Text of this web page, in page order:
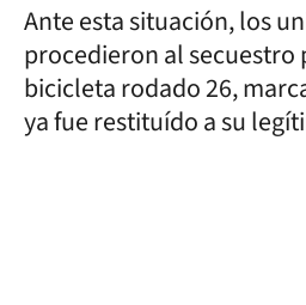
Ante esta situación, los
procedieron al secuestro
bicicleta rodado 26,
ya fue restituído a su